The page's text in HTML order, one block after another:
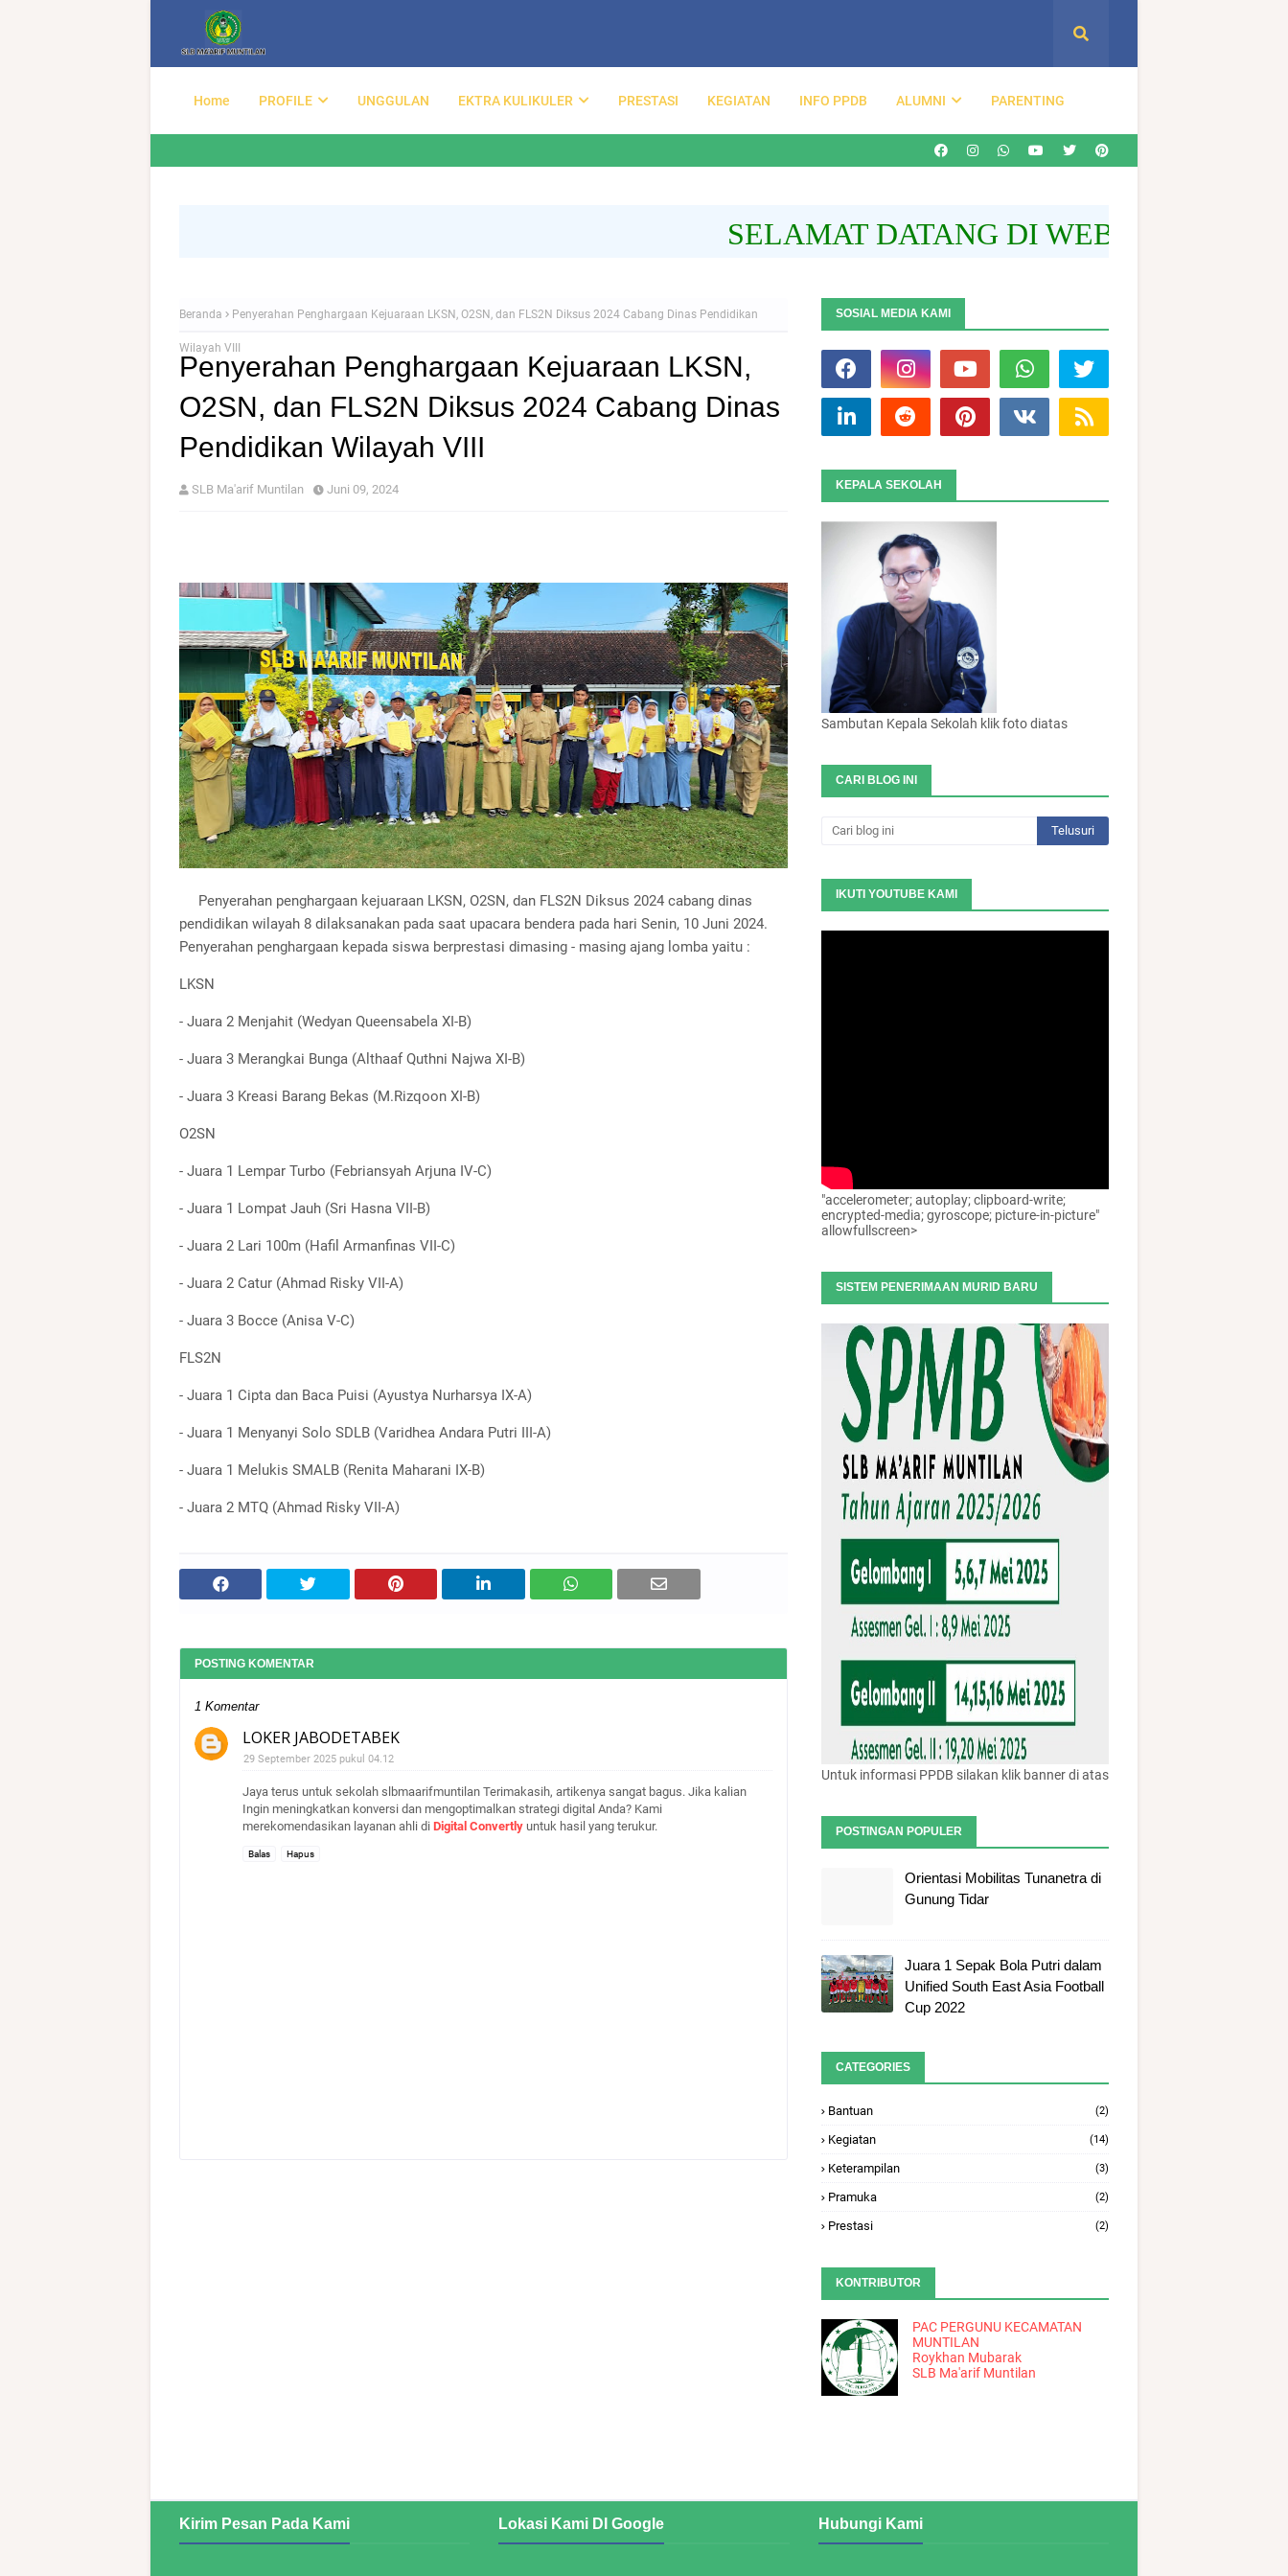
Home PROFILE UNGGULAN EKTRA KULIKULER PRESTASI KEGIATAN INFO PPDB ALUMNI PARENTING
SELAMAT DATANG DI WEBSITE RESMI
Beranda Penyerahan Penghargaan Kejuaraan LKSN, O2SN, dan FLS2N Diksus 2024 Cabang Dinas Pendidikan
Wilayah VIII
Penyerahan Penghargaan Kejuaraan LKSN,
O2SN, dan FLS2N Diksus 2024 Cabang Dinas
Pendidikan Wilayah VIII
SLB Ma'arif Muntilan Juni 09, 2024
Penyerahan penghargaan kejuaraan LKSN, O2SN, dan FLS2N Diksus 2024 cabang dinas
pendidikan wilayah 8 dilaksanakan pada saat upacara bendera pada hari Senin, 10 Juni 2024.
Penyerahan penghargaan kepada siswa berprestasi dimasing - masing ajang lomba yaitu :
LKSN
- Juara 2 Menjahit (Wedyan Queensabela XI-B)
- Juara 3 Merangkai Bunga (Althaaf Quthni Najwa XI-B)
- Juara 3 Kreasi Barang Bekas (M.Rizqoon XI-B)
O2SN
- Juara 1 Lempar Turbo (Febriansyah Arjuna IV-C)
- Juara 1 Lompat Jauh (Sri Hasna VII-B)
- Juara 2 Lari 100m (Hafil Armanfinas VII-C)
- Juara 2 Catur (Ahmad Risky VII-A)
- Juara 3 Bocce (Anisa V-C)
FLS2N
- Juara 1 Cipta dan Baca Puisi (Ayustya Nurharsya IX-A)
- Juara 1 Menyanyi Solo SDLB (Varidhea Andara Putri III-A)
- Juara 1 Melukis SMALB (Renita Maharani IX-B)
- Juara 2 MTQ (Ahmad Risky VII-A)
POSTING KOMENTAR
1 Komentar
LOKER JABODETABEK
29 September 2025 pukul 04.12
Jaya terus untuk sekolah slbmaarifmuntilan Terimakasih, artikenya sangat bagus. Jika kalian
Ingin meningkatkan konversi dan mengoptimalkan strategi digital Anda? Kami
merekomendasikan layanan ahli di Digital Convertly untuk hasil yang terukur.
Balas Hapus
SOSIAL MEDIA KAMI
KEPALA SEKOLAH
Sambutan Kepala Sekolah klik foto diatas
CARI BLOG INI
IKUTI YOUTUBE KAMI
"accelerometer; autoplay; clipboard-write;
encrypted-media; gyroscope; picture-in-picture"
allowfullscreen>
SISTEM PENERIMAAN MURID BARU
Untuk informasi PPDB silakan klik banner di atas
POSTINGAN POPULER
Orientasi Mobilitas Tunanetra di
Gunung Tidar
Juara 1 Sepak Bola Putri dalam
Unified South East Asia Football
Cup 2022
CATEGORIES
Bantuan (2)
Kegiatan (14)
Keterampilan (3)
Pramuka (2)
Prestasi (2)
KONTRIBUTOR
PAC PERGUNU KECAMATAN
MUNTILAN
Roykhan Mubarak
SLB Ma'arif Muntilan
Kirim Pesan Pada Kami Lokasi Kami DI Google Hubungi Kami